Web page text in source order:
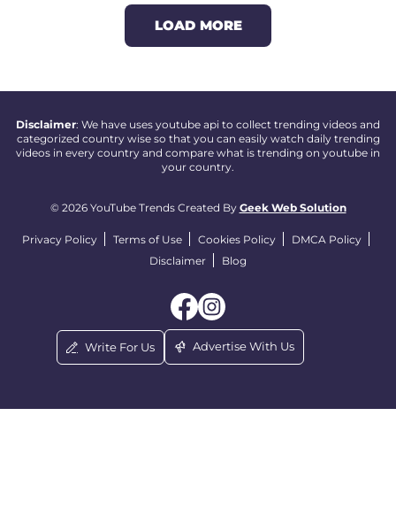
LOAD MORE
Disclaimer: We have uses youtube api to collect trending videos and
categorized country wise so that you can easily watch daily trending
videos in every country and compare what is trending on youtube in
your country.
© 2026 YouTube Trends Created By Geek Web Solution
Privacy Policy Terms of Use Cookies Policy
DMCA Policy
Disclaimer
Blog
Write For Us Advertise With Us